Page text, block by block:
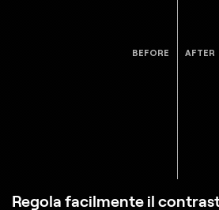
BEFORE AFTER
Regola facilmente il